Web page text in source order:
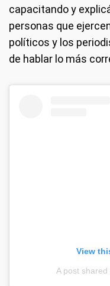
capacitando y
personas que
políticos y los
de hablar lo más
View
A post